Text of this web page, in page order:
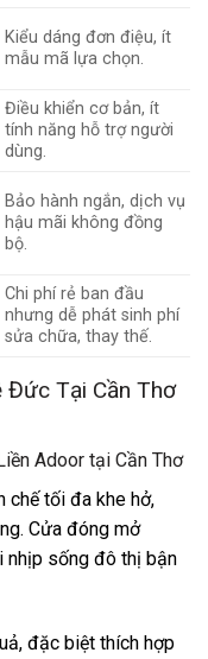
Kiểu dáng đơn điệu, ít
mẫu mã lựa chọn.
Điều khiển cơ bản, ít
tính năng hỗ trợ người
dùng.
Bảo hành ngắn, dịch vụ
hậu mãi không đồng
bộ.
Chi phí rẻ ban đầu
nhưng dễ phát sinh phí
sửa chữa, thay thế.
Đức Tại Cần Thơ
Adoor tại Cần Thơ
chế tối đa khe hở,
Cửa đóng mở
nhịp sống đô thị bận
đặc biệt thích hợp